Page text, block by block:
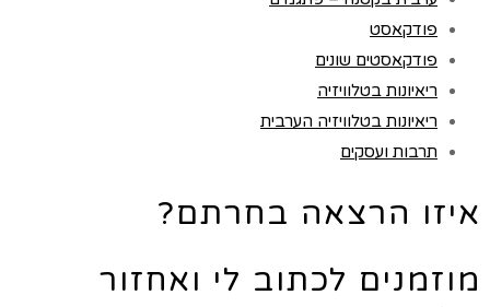
פודקאסט
פודקאסטים שונים
ריאיונות בטלוויזיה
ריאיונות בטלוויזיה הערבית
תרבות ועסקים
איזו הרצאה בחרתם?
מוזמנים לכתוב לי ואחזור